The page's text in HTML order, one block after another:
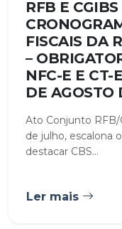
RFB E
FISCAIS DA
–
NFC-E E CT-
DE AGOSTO
Ato Conjunto RFB/
de julho, escalona
destacar CBS...
Ler mais